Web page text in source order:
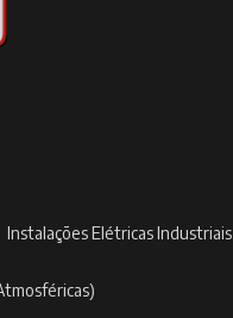
Instalações Elétricas Industriais